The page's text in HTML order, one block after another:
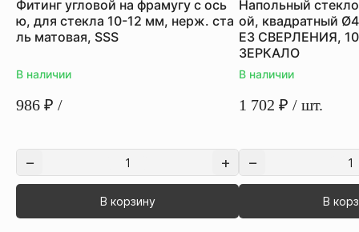
Фитинг угловой на фрамугу с ось
ю, для стекла 10-12 мм, нерж. ста
ль матовая, SSS
В наличии
986 ₽ /
В корзину
Напольный
ой, квадратный
ЕЗ СВЕРЛЕНИЯ,
ЗЕРКАЛО
В наличии
1 702 ₽ / шт.
В